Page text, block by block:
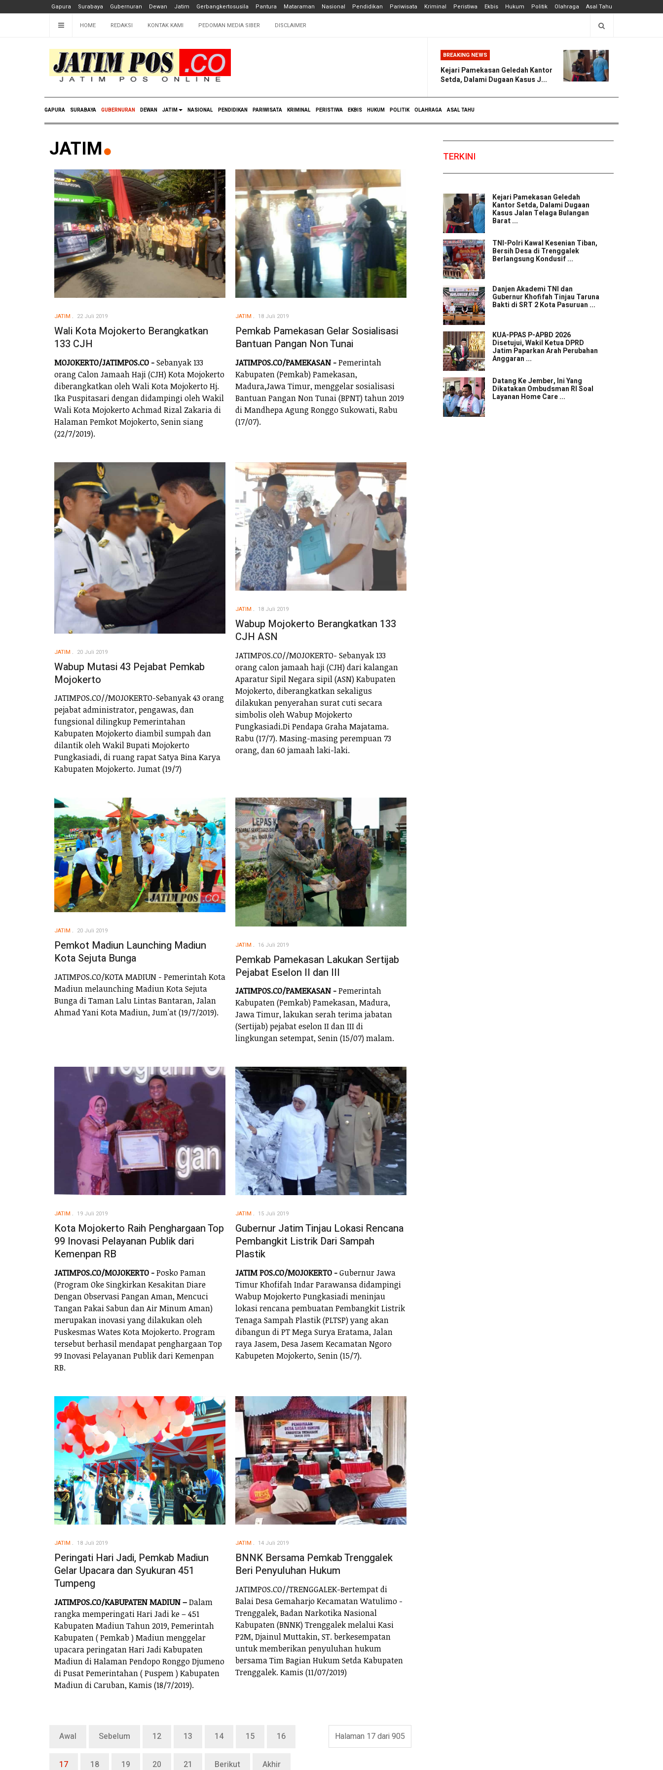
Gapura Surabaya Gubernuran Dewan Jatim Gerbangkertosusila Pantura Mataraman Nasional Pendidikan Pariwisata Kriminal Peristiwa Ekbis Hukum Politik Olahraga Asal Tahu
HOME REDAKSI KONTAK KAMI PEDOMAN MEDIA SIBER DISCLAIMER
BREAKING NEWS
Kejari Pamekasan Geledah Kantor
Setda, Dalami Dugaan Kasus J...
GAPURA SURABAYA GUBERNURAN DEWAN JATIM NASIONAL PENDIDIKAN PARIWISATA KRIMINAL PERISTIWA EKBIS HUKUM POLITIK OLAHRAGA ASAL TAHU
JATIM
JATIM 22 Juli 2019
Wali Kota Mojokerto Berangkatkan
133 CJH
MOJOKERTO/JATIMPOS.CO -Sebanyak 133
orang Calon Jamaah Haji (CJH) Kota Mojokerto
diberangkatkan oleh Wali Kota Mojokerto Hj.
Ika Puspitasari dengan didampingi oleh Wakil
Wali Kota Mojokerto Achmad Rizal Zakaria di
Halaman Pemkot Mojokerto, Senin siang
(22/7/2019).
JATIM 18 Juli 2019
Pemkab Pamekasan Gelar Sosialisasi
Bantuan Pangan Non Tunai
JATIMPOS.CO/PAMEKASAN -Pemerintah
Kabupaten (Pemkab) Pamekasan,
Madura,Jawa Timur, menggelar sosialisasi
Bantuan Pangan Non Tunai (BPNT) tahun 2019
di Mandhepa Agung Ronggo Sukowati, Rabu
(17/07).
JATIM 20 Juli 2019
Wabup Mutasi 43 Pejabat Pemkab
Mojokerto
JATIMPOS.CO//MOJOKERTO-Sebanyak 43 orang
pejabat administrator, pengawas, dan
fungsional dilingkup Pemerintahan
Kabupaten Mojokerto diambil sumpah dan
dilantik oleh Wakil Bupati Mojokerto
Pungkasiadi, di ruang rapat Satya Bina Karya
Kabupaten Mojokerto. Jumat (19/7)
JATIM 18 Juli 2019
Wabup Mojokerto Berangkatkan 133
CJH ASN
JATIMPOS.CO//MOJOKERTO- Sebanyak 133
orang calon jamaah haji (CJH) dari kalangan
Aparatur Sipil Negara sipil (ASN) Kabupaten
Mojokerto, diberangkatkan sekaligus
dilakukan penyerahan surat cuti secara
simbolis oleh Wabup Mojokerto
Pungkasiadi.Di Pendapa Graha Majatama.
Rabu (17/7). Masing-masing perempuan 73
orang, dan 60 jamaah laki-laki.
JATIM 20 Juli 2019
Pemkot Madiun Launching Madiun
Kota Sejuta Bunga
JATIMPOS.CO/KOTA MADIUN - Pemerintah Kota
Madiun melaunching Madiun Kota Sejuta
Bunga di Taman Lalu Lintas Bantaran, Jalan
Ahmad Yani Kota Madiun, Jum'at (19/7/2019).
JATIM 16 Juli 2019
Pemkab Pamekasan Lakukan Sertijab
Pejabat Eselon II dan III
JATIMPOS.CO/PAMEKASAN -Pemerintah
Kabupaten (Pemkab) Pamekasan, Madura,
Jawa Timur, lakukan serah terima jabatan
(Sertijab) pejabat eselon II dan III di
lingkungan setempat, Senin (15/07) malam.
JATIM 19 Juli 2019
Kota Mojokerto Raih Penghargaan Top
99 Inovasi Pelayanan Publik dari
Kemenpan RB
JATIMPOS.CO/MOJOKERTO -Posko Paman
(Program Oke Singkirkan Kesakitan Diare
Dengan Observasi Pangan Aman, Mencuci
Tangan Pakai Sabun dan Air Minum Aman)
merupakan inovasi yang dilakukan oleh
Puskesmas Wates Kota Mojokerto. Program
tersebut berhasil mendapat penghargaan Top
99 Inovasi Pelayanan Publik dari Kemenpan
RB.
JATIM 15 Juli 2019
Gubernur Jatim Tinjau Lokasi Rencana
Pembangkit Listrik Dari Sampah
Plastik
JATIM POS.CO/MOJOKERTO -Gubernur Jawa
Timur Khofifah Indar Parawansa didampingi
Wabup Mojokerto Pungkasiadi meninjau
lokasi rencana pembuatan Pembangkit Listrik
Tenaga Sampah Plastik (PLTSP) yang akan
dibangun di PT Mega Surya Eratama, Jalan
raya Jasem, Desa Jasem Kecamatan Ngoro
Kabupeten Mojokerto, Senin (15/7).
JATIM 18 Juli 2019
Peringati Hari Jadi, Pemkab Madiun
Gelar Upacara dan Syukuran 451
Tumpeng
JATIMPOS.CO/KABUPATEN MADIUN –Dalam
rangka memperingati Hari Jadi ke – 451
Kabupaten Madiun Tahun 2019, Pemerintah
Kabupaten ( Pemkab ) Madiun menggelar
upacara peringatan Hari Jadi Kabupaten
Madiun di Halaman Pendopo Ronggo Djumeno
di Pusat Pemerintahan ( Puspem ) Kabupaten
Madiun di Caruban, Kamis (18/7/2019).
JATIM 14 Juli 2019
BNNK Bersama Pemkab Trenggalek
Beri Penyuluhan Hukum
JATIMPOS.CO//TRENGGALEK-Bertempat di
Balai Desa Gemaharjo Kecamatan Watulimo -
Trenggalek, Badan Narkotika Nasional
Kabupaten (BNNK) Trenggalek melalui Kasi
P2M, Djainul Muttakin, ST. berkesempatan
untuk memberikan penyuluhan hukum
bersama Tim Bagian Hukum Setda Kabupaten
Trenggalek. Kamis (11/07/2019)
Halaman 17 dari 905
Awal Sebelum 12 13 14 15 16
17 18 19 20 21 Berikut Akhir
TERKINI
Kejari Pamekasan Geledah
Kantor Setda, Dalami Dugaan
Kasus Jalan Telaga Bulangan
Barat ...
TNI-Polri Kawal Kesenian Tiban,
Bersih Desa di Trenggalek
Berlangsung Kondusif ...
Danjen Akademi TNI dan
Gubernur Khofifah Tinjau Taruna
Bakti di SRT 2 Kota Pasuruan ...
KUA-PPAS P-APBD 2026
Disetujui, Wakil Ketua DPRD
Jatim Paparkan Arah Perubahan
Anggaran ...
Datang Ke Jember, Ini Yang
Dikatakan Ombudsman RI Soal
Layanan Home Care ...